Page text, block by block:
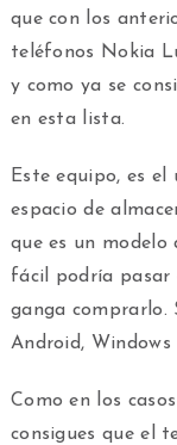
que con los
teléfonos Nokia
y como ya se
en esta lista.
Este equipo, es
espacio de
que es un modelo
fácil podría pasar
ganga comprarlo.
Android,
Como en los
consigues que el